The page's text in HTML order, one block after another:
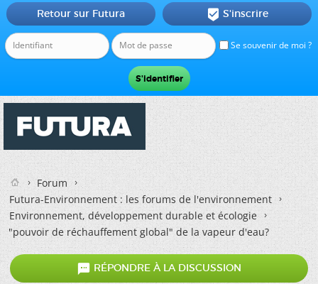
Se souvenir de moi ?
Retour sur Futura  S'inscrire
Forum
Futura-Environnement : les forums de l'environnement
Environnement, développement durable et écologie
"pouvoir de réchauffement global" de la vapeur d'eau?
 RÉPONDRE À LA DISCUSSION